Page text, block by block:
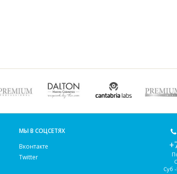
МЫ В СОЦСЕТЯХ
Вконтакте
Twitter
Суб